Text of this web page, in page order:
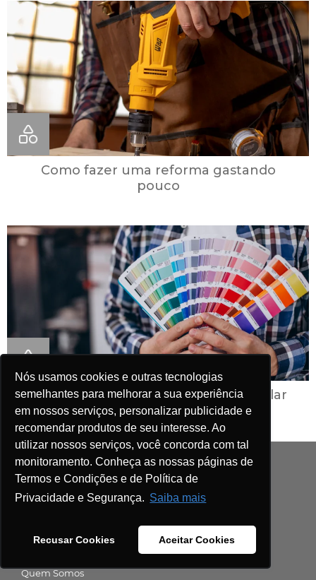
Nós usamos cookies e outras tecnologias
semelhantes para melhorar a sua experiência
em nossos serviços, personalizar publicidade e
recomendar produtos de seu interesse. Ao
utilizar nossos serviços, você concorda com tal
monitoramento. Conheça as nossas páginas de
Termos e Condições e de Política de
Privacidade e Segurança. Saiba mais
Recusar Cookies Aceitar Cookies
Como fazer uma reforma gastando
pouco
Como escolher a paleta de cores pro lar
SOBRE A WAP
Encontre uma Assistência Técnica WAP
Quem Somos